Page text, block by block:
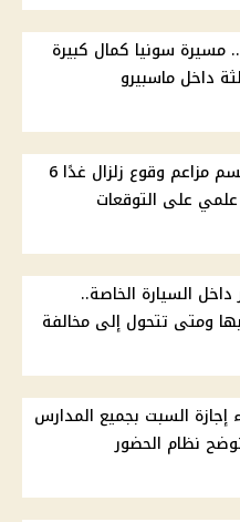
مسيرة سونيا كمال كبيرة
داخل ماسبيرو
البحوث الفلكية تحسم مزاعم وقوع زلزال غدًا 6
على التوقعات
السيارة الخاصة..
ومتى تتحول إلى مخالفة
إجازة السبت بجميع المدارس